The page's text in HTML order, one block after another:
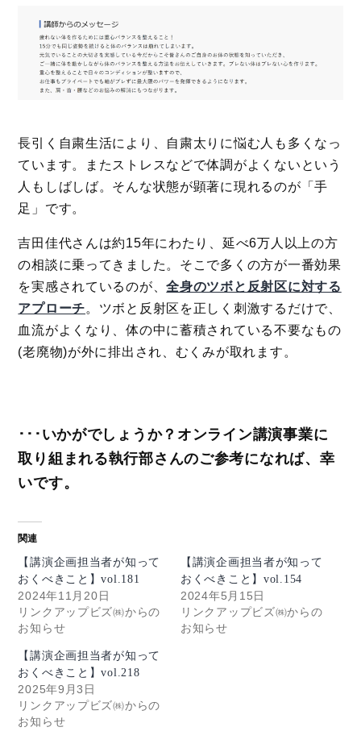
長引く自粛生活により、自粛太りに悩む人も多くなっ
ています。またストレスなどで体調がよくないという
人もしばしば。そんな状態が顕著に現れるのが「手
足」です。
吉田佳代さんは約15年にわたり、延べ6万人以上の方
の相談に乗ってきました。そこで多くの方が一番効果
を実感されているのが、全身のツボと反射区に対する
アプローチ。ツボと反射区を正しく刺激するだけで、
血流がよくなり、体の中に蓄積されている不要なもの
(老廃物)が外に排出され、むくみが取れます。
･･･いかがでしょうか？オンライン講演事業に
取り組まれる執行部さんのご参考になれば、幸
いです。
関連
【講演企画担当者が知って
おくべきこと】vol.181
2024年11月20日
リンクアップビズ㈱からの
お知らせ
【講演企画担当者が知って
おくべきこと】vol.154
2024年5月15日
リンクアップビズ㈱からの
お知らせ
【講演企画担当者が知って
おくべきこと】vol.218
2025年9月3日
リンクアップビズ㈱からの
お知らせ